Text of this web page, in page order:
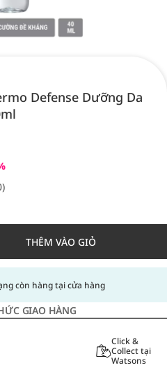
Defense Dưỡng Da
THÊM VÀO GIỎ
còn hàng tại cửa hàng
GIAO HÀNG
Click &
Collect tại
Watsons